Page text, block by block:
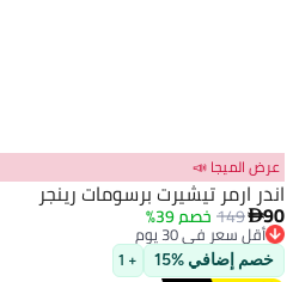
عرض الميجا 📣
اندر ارمر تيشيرت برسومات رينجر
90
149 خصم 39%
أقل سعر في 30 يوم
توصيل مجاني
أقل سعر في 30 يوم
خصم إضافي %15 + 1